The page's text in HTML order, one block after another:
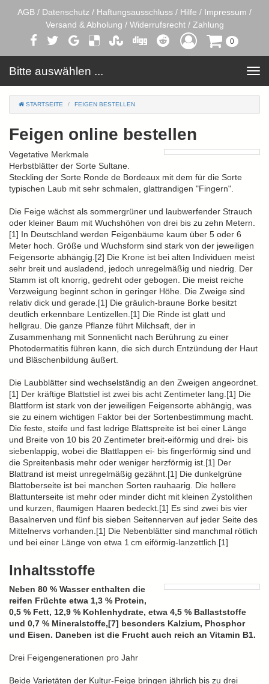
AGB / Datenschutz / Haftungsausschluss / Hilfe / Impressum /
Versand & Abholung / Widerrufsrecht / Zahlung
0
Bitte auswählen ...
STARTSEITE FEIGEN BESTELLEN
Feigen online bestellen
Vegetative Merkmale
Herbstblätter der Sorte Sultane.
Steckling der Sorte Ronde de Bordeaux mit dem für die Sorte
typischen Laub mit sehr schmalen, glattrandigen "Fingern".
Die Feige wächst als sommergrüner und laubwerfender Strauch
oder kleiner Baum mit Wuchshöhen von drei bis zu zehn Metern.
[1] In Deutschland werden Feigenbäume kaum über 5 oder 6
Meter hoch. Größe und Wuchsform sind stark von der jeweiligen
Feigensorte abhängig.[2] Die Krone ist bei alten Individuen meist
sehr breit und ausladend, jedoch unregelmäßig und niedrig. Der
Stamm ist oft knorrig, gedreht oder gebogen. Die meist reiche
Verzweigung beginnt schon in geringer Höhe. Die Zweige sind
relativ dick und gerade.[1] Die gräulich-braune Borke besitzt
deutlich erkennbare Lentizellen.[1] Die Rinde ist glatt und
hellgrau. Die ganze Pflanze führt Milchsaft, der in
Zusammenhang mit Sonnenlicht nach Berührung zu einer
Photodermatitis führen kann, die sich durch Entzündung der Haut
und Bläschenbildung äußert.
Die Laubblätter sind wechselständig an den Zweigen angeordnet.
[1] Der kräftige Blattstiel ist zwei bis acht Zentimeter lang.[1] Die
Blattform ist stark von der jeweiligen Feigensorte abhängig, was
sie zu einem wichtigen Faktor bei der Sortenbestimmung macht.
Die feste, steife und fast ledrige Blattspreite ist bei einer Länge
und Breite von 10 bis 20 Zentimeter breit-eiförmig und drei- bis
siebenlappig, wobei die Blattlappen ei- bis fingerförmig sind und
die Spreitenbasis mehr oder weniger herzförmig ist.[1] Der
Blattrand ist meist unregelmäßig gezähnt.[1] Die dunkelgrüne
Blattoberseite ist bei manchen Sorten rauhaarig. Die hellere
Blattunterseite ist mehr oder minder dicht mit kleinen Zystolithen
und kurzen, flaumigen Haaren bedeckt.[1] Es sind zwei bis vier
Basalnerven und fünf bis sieben Seitennerven auf jeder Seite des
Mittelnervs vorhanden.[1] Die Nebenblätter sind manchmal rötlich
und bei einer Länge von etwa 1 cm eiförmig-lanzettlich.[1]
Inhaltsstoffe
Neben 80 % Wasser enthalten die
reifen Früchte etwa 1,3 % Protein,
0,5 % Fett, 12,9 % Kohlenhydrate, etwa 4,5 % Ballaststoffe
und 0,7 % Mineralstoffe,[7] besonders Kalzium, Phosphor
und Eisen. Daneben ist die Frucht auch reich an Vitamin B1.
Drei Feigengenerationen pro Jahr
Beide Varietäten der Kultur-Feige bringen jährlich bis zu drei